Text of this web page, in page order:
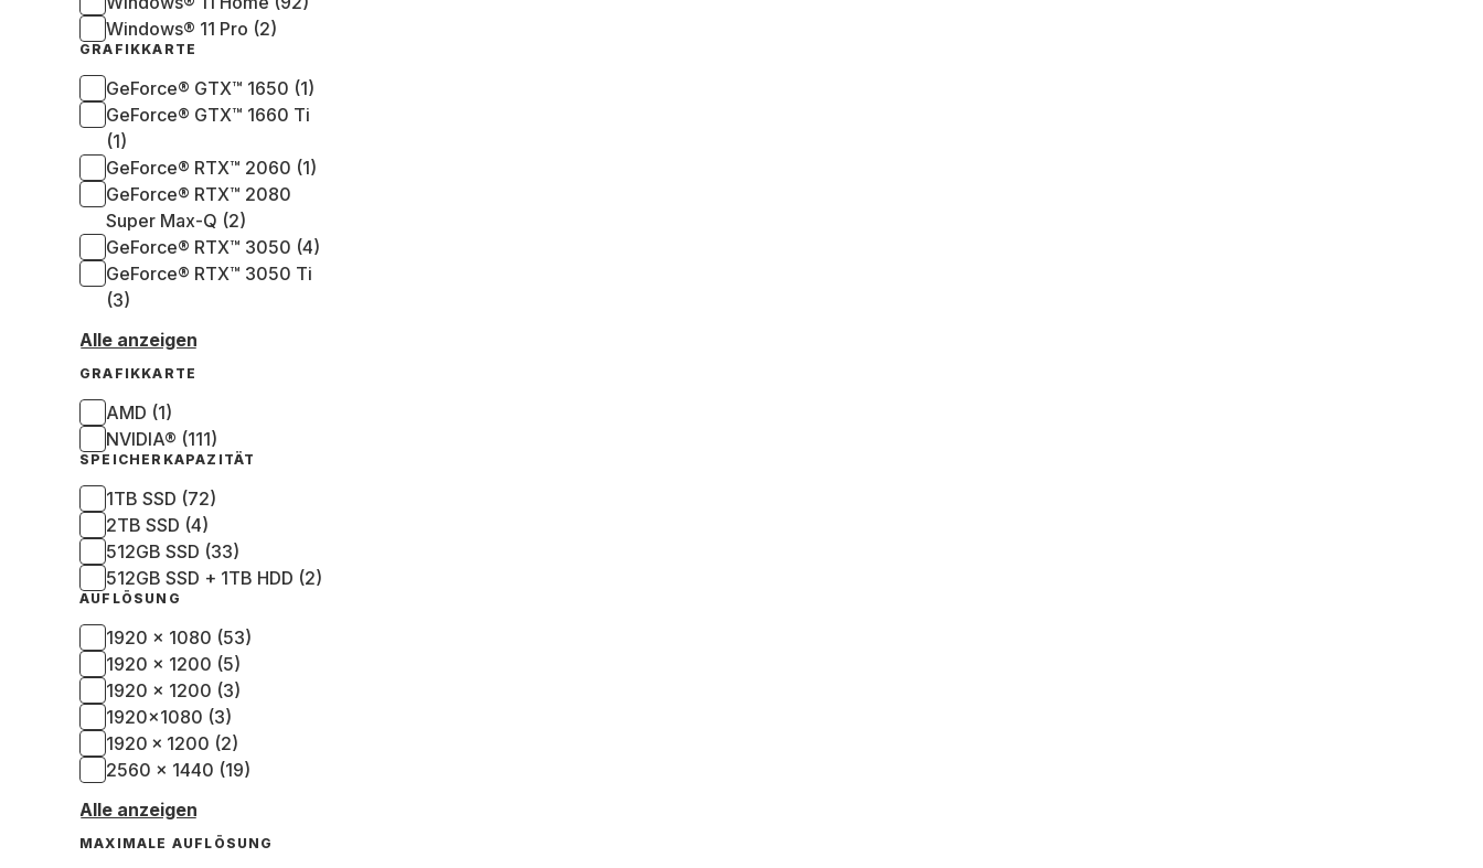
Windows® 11 Pro (2)
GRAFIKKARTE
GeForce® GTX™ 1650 (1)
GeForce® GTX™ 1660 Ti
(1)
GeForce® RTX™ 2060 (1)
GeForce® RTX™ 2080
Super Max-Q (2)
GeForce® RTX™ 3050 (4)
GeForce® RTX™ 3050 Ti
(3)
Alle anzeigen
GRAFIKKARTE
AMD (1)
NVIDIA® (111)
SPEICHERKAPAZITÄT
1TB SSD (72)
2TB SSD (4)
512GB SSD (33)
512GB SSD + 1TB HDD (2)
AUFLÖSUNG
1920 x 1080 (53)
1920 x 1200 (5)
1920 × 1200 (3)
1920x1080 (3)
1920 × 1200 (2)
2560 x 1440 (19)
Alle anzeigen
MAXIMALE AUFLÖSUNG